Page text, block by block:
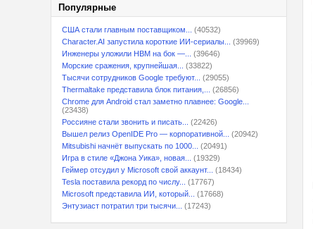
Популярные
США стали главным поставщиком...
(40532)
Character.AI запустила короткие ИИ-сериалы...
(39969)
Инженеры уложили HBM на бок —...
(39646)
Морские сражения, крупнейшая...
(33822)
Тысячи сотрудников Google требуют...
(29055)
Thermaltake представила блок питания,...
(26856)
Chrome для Android стал заметно плавнее: Google...
(23438)
Россияне стали звонить и писать...
(22426)
Вышел релиз OpenIDE Pro — корпоративной...
(20942)
Mitsubishi начнёт выпускать по 1000...
(20491)
Игра в стиле «Джона Уика», новая...
(19329)
Геймер отсудил у Microsoft свой аккаунт...
(18434)
Tesla поставила рекорд по числу...
(17767)
Microsoft представила ИИ, который...
(17668)
Энтузиаст потратил три тысячи...
(17243)